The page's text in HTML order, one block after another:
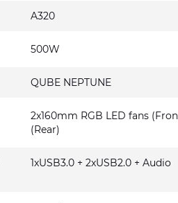
A320
500W
QUBE NEPTUNE
2x160mm RGB LED fans
(Rear)
1xUSB3.0 + 2xUSB2.0 + Audio